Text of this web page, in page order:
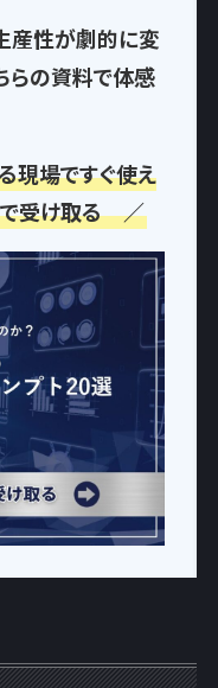
産性が劇的に変
らの資料で体感
現場ですぐ使え
で受け取る ／